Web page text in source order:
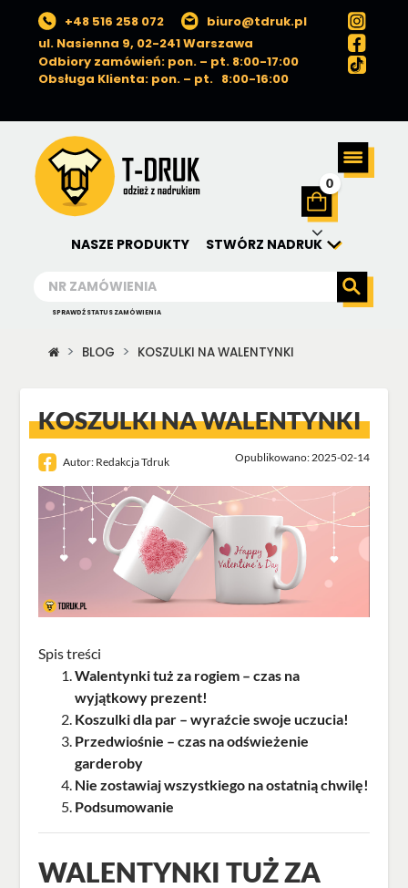
+48 516 258 072
biuro@tdruk.pl
ul. Nasienna 9, 02-241 Warszawa
Odbiory zamówień: pon. – pt. 8:00-17:00
Obsługa Klienta: pon. – pt. 8:00-16:00
0
NASZE PRODUKTY STWÓRZ NADRUK
SPRAWDŹ STATUS ZAMÓWIENIA
BLOG KOSZULKI NA WALENTYNKI
KOSZULKI NA WALENTYNKI
Autor: Redakcja Tdruk Opublikowano: 2025-02-14
Spis treści
Walentynki tuż za rogiem – czas na
wyjątkowy prezent!
Koszulki dla par – wyraźcie swoje uczucia!
Przedwiośnie – czas na odświeżenie
garderoby
Nie zostawiaj wszystkiego na ostatnią chwilę!
Podsumowanie
WALENTYNKI TUŻ ZA